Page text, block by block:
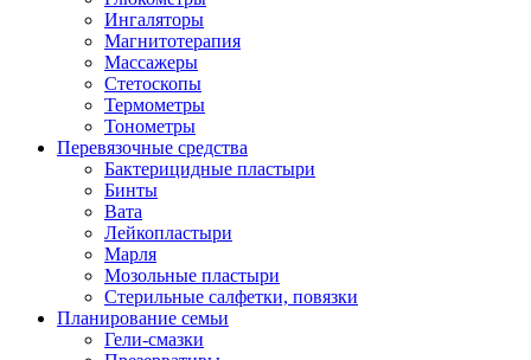
Ингаляторы
Магнитотерапия
Массажеры
Стетоскопы
Термометры
Тонометры
Перевязочные средства
Бактерицидные пластыри
Бинты
Вата
Лейкопластыри
Марля
Мозольные пластыри
Стерильные салфетки, повязки
Планирование семьи
Гели-смазки